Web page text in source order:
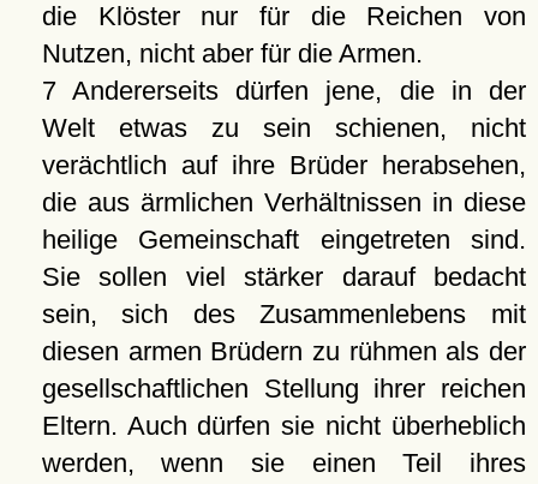
die Klöster nur für die Reichen von
Nutzen, nicht aber für die Armen.
7 Andererseits dürfen jene, die in der
Welt etwas zu sein schienen, nicht
verächtlich auf ihre Brüder herabsehen,
die aus ärmlichen Verhältnissen in diese
heilige Gemeinschaft eingetreten sind.
Sie sollen viel stärker darauf bedacht
sein, sich des Zusammenlebens mit
diesen armen Brüdern zu rühmen als der
gesellschaftlichen Stellung ihrer reichen
Eltern. Auch dürfen sie nicht überheblich
werden, wenn sie einen Teil ihres